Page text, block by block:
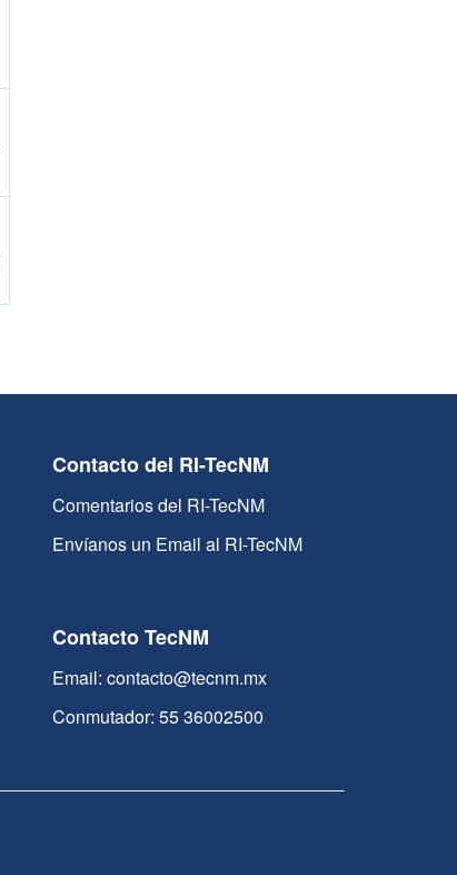
Contacto del RI-TecNM
Comentarios del RI-TecNM
Envíanos un Email al RI-TecNM
Contacto TecNM
Email: contacto@tecnm.mx
Conmutador: 55 36002500